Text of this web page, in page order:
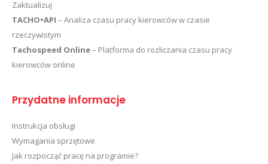
Zaktualizuj
TACHO•API – Analiza czasu pracy kierowców w czasie
rzeczywistym
Tachospeed Online– Platforma do rozliczania czasu pracy
kierowców online
Przydatne informacje
Instrukcja obsługi
Wymagania sprzętowe
Jak rozpocząć pracę na programie?